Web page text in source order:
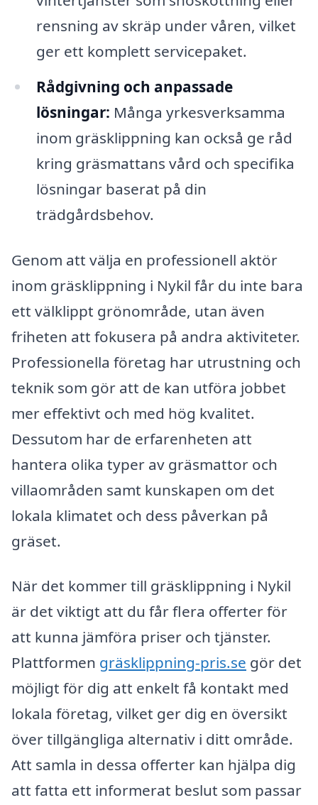
rensning av skräp under våren, vilket
ger ett komplett servicepaket.
Rådgivning och anpassade
lösningar: Många yrkesverksamma
inom gräsklippning kan också ge råd
kring gräsmattans vård och specifika
lösningar baserat på din
trädgårdsbehov.
Genom att välja en professionell aktör
inom gräsklippning i Nykil får du inte bara
ett välklippt grönområde, utan även
friheten att fokusera på andra aktiviteter.
Professionella företag har utrustning och
teknik som gör att de kan utföra jobbet
mer effektivt och med hög kvalitet.
Dessutom har de erfarenheten att
hantera olika typer av gräsmattor och
villaområden samt kunskapen om det
lokala klimatet och dess påverkan på
gräset.
När det kommer till gräsklippning i Nykil
är det viktigt att du får flera offerter för
att kunna jämföra priser och tjänster.
Plattformen gräsklippning-pris.se gör det
möjligt för dig att enkelt få kontakt med
lokala företag, vilket ger dig en översikt
över tillgängliga alternativ i ditt område.
Att samla in dessa offerter kan hjälpa dig
att fatta ett informerat beslut som passar